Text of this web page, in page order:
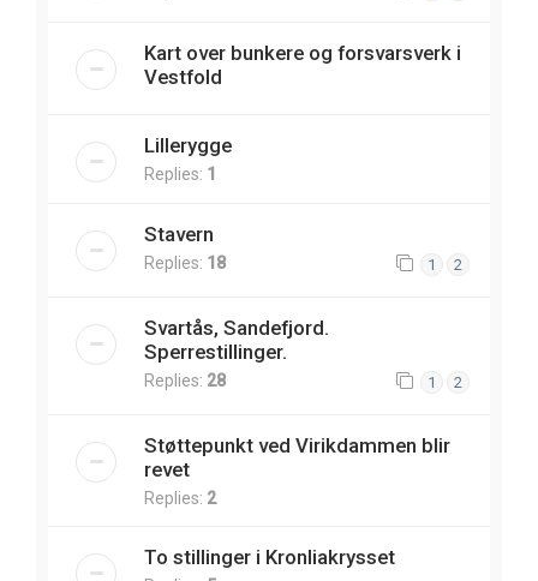
Kart over bunkere og forsvarsverk i
Vestfold
Lillerygge
Replies: 1
Stavern
Replies: 18 1 2
Svartås, Sandefjord.
Sperrestillinger.
Replies: 28 1 2
Støttepunkt ved Virikdammen blir
revet
Replies: 2
To stillinger i Kronliakrysset